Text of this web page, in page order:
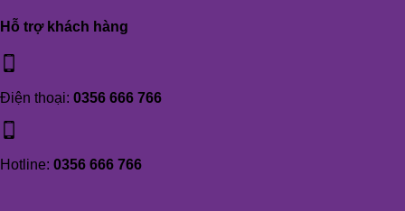
Hỗ trợ khách hàng
Điện thoại: 0356 666 766
Hotline: 0356 666 766